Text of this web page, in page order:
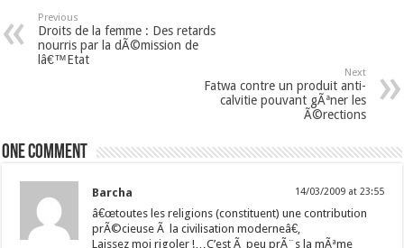
Previous
Droits de la femme : Des retards
nourris par la dÃ©mission de
lâ€™Etat
Next
Fatwa contre un produit anti-
calvitie pouvant gÃªner les
Ã©rections
One comment
Barcha 14/03/2009 at 23:55
â€œtoutes les religions (constituent) une contribution
prÃ©cieuse Ã la civilisation moderneâ€,
Laissez moi rigoler !…C’est Ã peu prÃ¨s la mÃªme